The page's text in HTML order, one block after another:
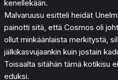
kenellekään.
Malvaruusu esitteli heidät
painotti sitä, että Cosmos oli
ollut minkäänlaista merkitystä,
jälkikasvujaankin kuin jostain
Toisaalta sitähän tämä kotikisu
eduksi.